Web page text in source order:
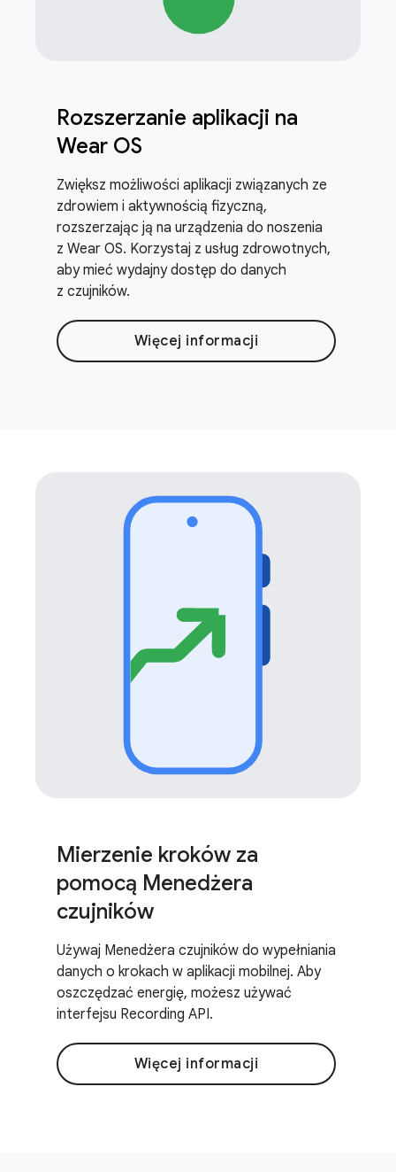
Rozszerzanie aplikacji na
Wear OS
Zwiększ możliwości aplikacji związanych ze
zdrowiem i aktywnością fizyczną,
rozszerzając ją na urządzenia do noszenia
z Wear OS. Korzystaj z usług zdrowotnych,
aby mieć wydajny dostęp do danych
z czujników.
Więcej informacji
Mierzenie kroków za
pomocą Menedżera
czujników
Używaj Menedżera czujników do wypełniania
danych o krokach w aplikacji mobilnej. Aby
oszczędzać energię, możesz używać
interfejsu Recording API.
Więcej informacji